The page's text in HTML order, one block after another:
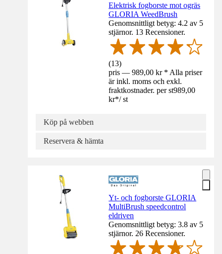
Elektrisk fogborste mot ogräs
GLORIA WeedBrush
Genomsnittligt betyg: 4.2 av 5
stjärnor. 13 Recensioner.
(13)
pris — 989,00 kr * Alla priser
är inkl. moms och exkl.
fraktkostnader. per st989,00
kr*/ st
Köp på webben
Reservera & hämta
Yt- och fogborste GLORIA
MultiBrush speedcontrol
eldriven
Genomsnittligt betyg: 3.8 av 5
stjärnor. 26 Recensioner.